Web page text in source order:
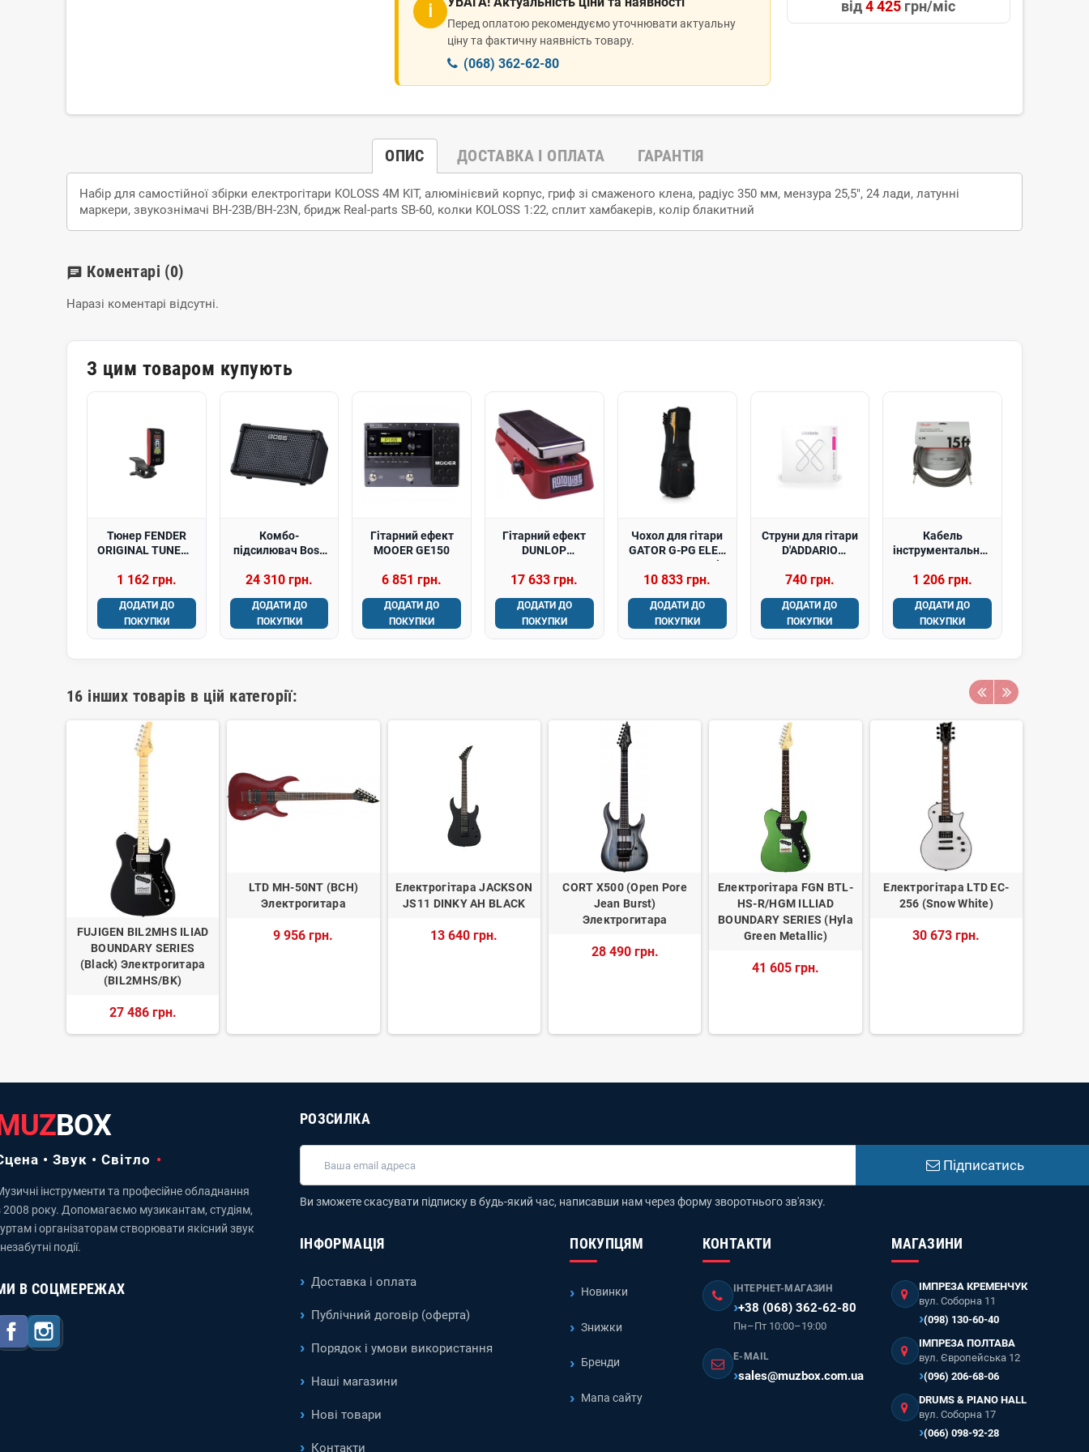
ℹ
Перед оплатою рекомендуємо уточнювати актуальну
ціну та фактичну наявність товару.
(068) 362-62-80
від4 425 грн/міс
ОПИС ДОСТАВКА І ОПЛАТА ГАРАНТІЯ
Набір для самостійної збірки електрогітари KOLOSS 4M KIT, алюмінієвий корпус, гриф зі смаженого клена, радіус 350 мм, мензура 25,5", 24 лади, латунні
маркери, звукознімачі BH-23B/BH-23N, бридж Real-parts SB-60, колки KOLOSS 1:22, сплит хамбакерів, колір блакитний
chat Коментарі (0)
Наразі коментарі відсутні.
З цим товаром купують
Тюнер FENDER
ORIGINAL TUNERS
1 162 грн.
ДОДАТИ ДО
ПОКУПКИ
Комбо-
підсилювач Boss
24 310 грн.
ДОДАТИ ДО
ПОКУПКИ
Гітарний ефект
MOOER GE150
6 851 грн.
ДОДАТИ ДО
ПОКУПКИ
Гітарний ефект
DUNLOP
CHORUS/VIBRATO
17 633 грн.
ДОДАТИ ДО
ПОКУПКИ
Чохол для гітари
GATOR G-PG ELEC
2X PRO-GO Dual
Electric Guitar Gig
10 833 грн.
ДОДАТИ ДО
ПОКУПКИ
Струни для гітари
D'ADDARIO
Coated Electric
Super Light (09-
42)
740 грн.
ДОДАТИ ДО
ПОКУПКИ
Кабель
інструментальний
PROFESSIONAL
TWEED
1 206 грн.
ДОДАТИ ДО
ПОКУПКИ
16 інших товарів в цій категорії:
FUJIGEN BIL2MHS ILIAD
BOUNDARY SERIES
(Black) Электрогитара
(BIL2MHS/BK)
27 486 грн.
LTD MH-50NT (BCH)
Электрогитара
9 956 грн.
Електрогітара JACKSON
JS11 DINKY AH BLACK
13 640 грн.
CORT X500 (Open Pore
Jean Burst)
Электрогитара
28 490 грн.
Електрогітара FGN BTL-
HS-R/HGM ILLIAD
BOUNDARY SERIES (Hyla
Green Metallic)
41 605 грн.
Електрогітара LTD EC-
256 (Snow White)
30 673 грн.
BOX
• Звук • Світло
інструменти та професійне обладнання
2008 року. Допомагаємо музикантам, студіям,
і організаторам створювати якісний звук
незабутні події.
В СОЦМЕРЕЖАХ
Facebook
РОЗСИЛКА
Підписатись
Ви зможете скасувати підписку в будь-який час, написавши нам через форму зворотнього зв'язку.
ІНФОРМАЦІЯ
Доставка і оплата
Публічний договір (оферта)
Порядок і умови використання
Наші магазини
Нові товари
Контакти
ПОКУПЦЯМ
Новинки
Знижки
Бренди
Мапа сайту
КОНТАКТИ
ІНТЕРНЕТ-МАГАЗИН
+38 (068) 362-62-80
Пн–Пт 10:00–19:00
E-MAIL
sales@muzbox.com.ua
МАГАЗИНИ
ІМПРЕЗА КРЕМЕНЧУК
вул. Соборна 11
(098) 130-60-40
ІМПРЕЗА ПОЛТАВА
вул. Європейська 12
(096) 206-68-06
DRUMS & PIANO HALL
вул. Соборна 17
(066) 098-92-28